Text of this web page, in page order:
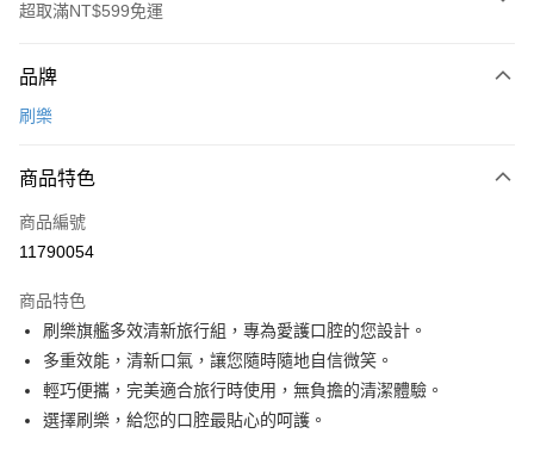
超取滿NT$599免運
信用卡一次付款
LINE Pay
Apple Pay
悠遊付
Google Pay
AFTEE先享後付
相關說明
品牌
刷樂
商品特色
商品編號
11790054
商品特色
刷樂旗艦多效清新旅行組，專為愛護口腔的您設計。
多重效能，清新口氣，讓您隨時隨地自信微笑。
輕巧便攜，完美適合旅行時使用，無負擔的清潔體驗。
選擇刷樂，給您的口腔最貼心的呵護。